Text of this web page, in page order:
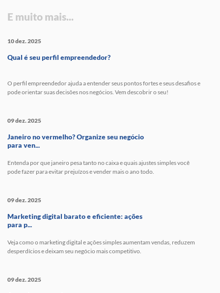
E muito mais...
10 dez. 2025
Qual é seu perfil empreendedor?
O perfil empreendedor ajuda a entender seus pontos fortes e seus desafios e
pode orientar suas decisões nos negócios. Vem descobrir o seu!
09 dez. 2025
Janeiro no vermelho? Organize seu negócio
para ven...
Entenda por que janeiro pesa tanto no caixa e quais ajustes simples você
pode fazer para evitar prejuízos e vender mais o ano todo.
09 dez. 2025
Marketing digital barato e eficiente: ações
para p...
Veja como o marketing digital e ações simples aumentam vendas, reduzem
desperdícios e deixam seu negócio mais competitivo.
09 dez. 2025